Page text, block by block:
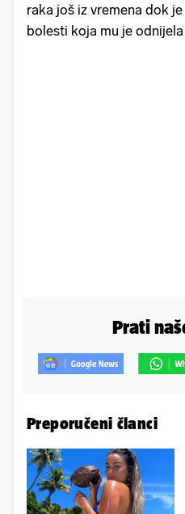
raka još iz vremena dok
bolesti koja mu je odnijela
Prati
Preporučeni članci